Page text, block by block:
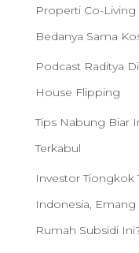
Properti Co-
Bedanya Sama
Podcast Raditya
House Flipping
Tips Nabung Biar
Terkabul
Investor Tiongkok
Indonesia,
Rumah Subsidi